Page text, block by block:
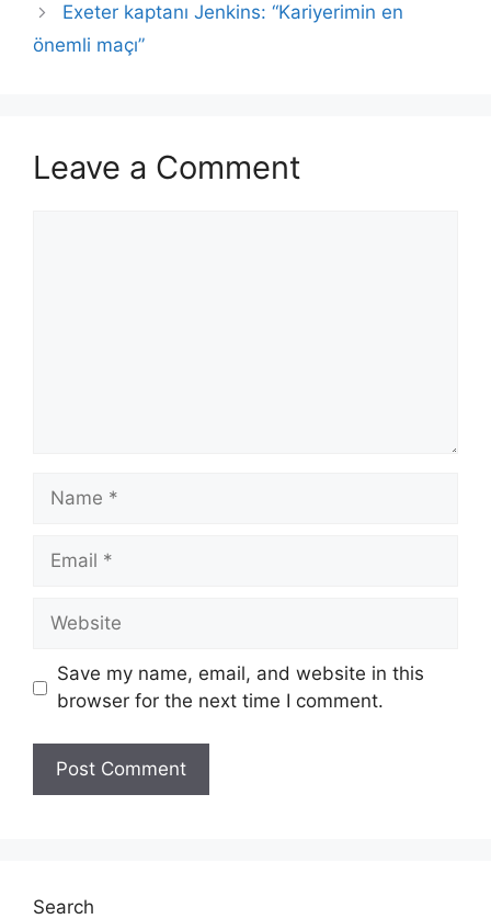
Exeter kaptanı Jenkins: “Kariyerimin en
önemli maçı”
Leave a Comment
Name
Email
Website
Save my name, email, and website in this
browser for the next time I comment.
Search